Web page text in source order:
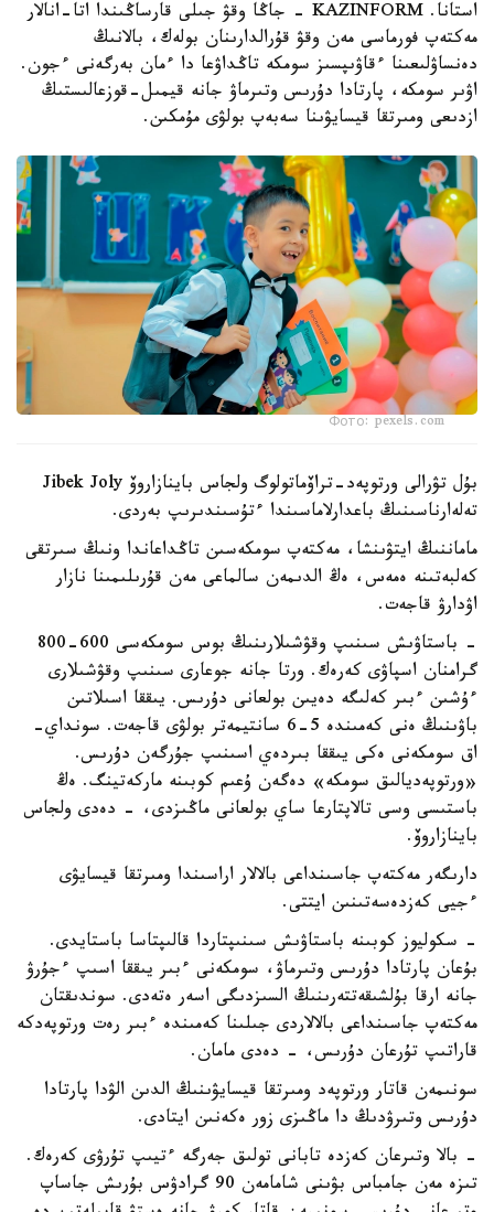
استانا. KAZINFORM - جاڭا وقۋ جىلى قارساڭىندا اتا-انالار
مەكتەپ فورماسى مەن وقۋ قۇرالدارىنان بولەك، بالانىڭ
دەنساۋلىعىنا ءقاۋىپسىز سومكە تاڭداۋعا دا ءمان بەرگەنى ءجون.
اۋىر سومكە، پارتادا دۇرىس وتىرماۋ جانە قيمىل-قوزعالىستىڭ
ازدىعى ومىرتقا قيسايۋىنا سەبەپ بولۋى مۇمكىن.
Фото: pexels.com
بۇل تۋرالى ورتوپەد-تراۆماتولوگ ولجاس باينازاروۆ Jibek Joly
تەلەارناسىنىڭ باعدارلاماسىندا ءتۇسىندىرىپ بەردى.
ماماننىڭ ايتۋىنشا، مەكتەپ سومكەسىن تاڭداعاندا ونىڭ سىرتقى
كەلبەتىنە ەمەس، ەڭ الدىمەن سالماعى مەن قۇرىلىمىنا نازار
اۋدارۋ قاجەت.
- باستاۋىش سىنىپ وقۋشىلارىنىڭ بوس سومكەسى 600-800
گرامنان اسپاۋى كەرەك. ورتا جانە جوعارى سىنىپ وقۋشىلارى
ءۇشىن ءبىر كەلىگە دەيىن بولعانى دۇرىس. يىققا اسىلاتىن
باۋىنىڭ ەنى كەمىندە 5-6 سانتيمەتر بولۋى قاجەت. سونداي-
اق سومكەنى ەكى يىققا بىردەي اسىنىپ جۇرگەن دۇرىس.
«ورتوپەديالىق سومكە» دەگەن ۇعىم كوبىنە ماركەتينگ. ەڭ
باستىسى وسى تالاپتارعا ساي بولعانى ماڭىزدى، - دەدى ولجاس
باينازاروۆ.
دارىگەر مەكتەپ جاسىنداعى بالالار اراسىندا ومىرتقا قيسايۋى
ءجيى كەزدەسەتىنىن ايتتى.
- سكوليوز كوبىنە باستاۋىش سىنىپتاردا قالىپتاسا باستايدى.
بۇعان پارتادا دۇرىس وتىرماۋ، سومكەنى ءبىر يىققا اسىپ ءجۇرۋ
جانە ارقا بۇلشىقەتتەرىنىڭ السىزدىگى اسەر ەتەدى. سوندىقتان
مەكتەپ جاسىنداعى بالالاردى جىلىنا كەمىندە ءبىر رەت ورتوپەدكە
قاراتىپ تۇرعان دۇرىس، - دەدى مامان.
سونىمەن قاتار ورتوپەد ومىرتقا قيسايۋىنىڭ الدىن الۋدا پارتادا
دۇرىس وتىرۋدىڭ دا ماڭىزى زور ەكەنىن ايتادى.
- بالا وتىرعان كەزدە تابانى تولىق جەرگە ءتيىپ تۇرۋى كەرەك.
تىزە مەن جامباس بۋىنى شامامەن 90 گرادۋس بۇرىش جاساپ